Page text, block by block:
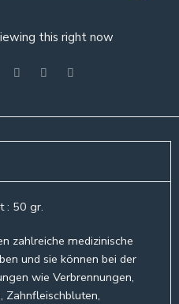
this right now
: 50 gr.
zahlreiche medizinische
und sie können bei der
wie Verbrennungen,
Zahnfleischbluten,